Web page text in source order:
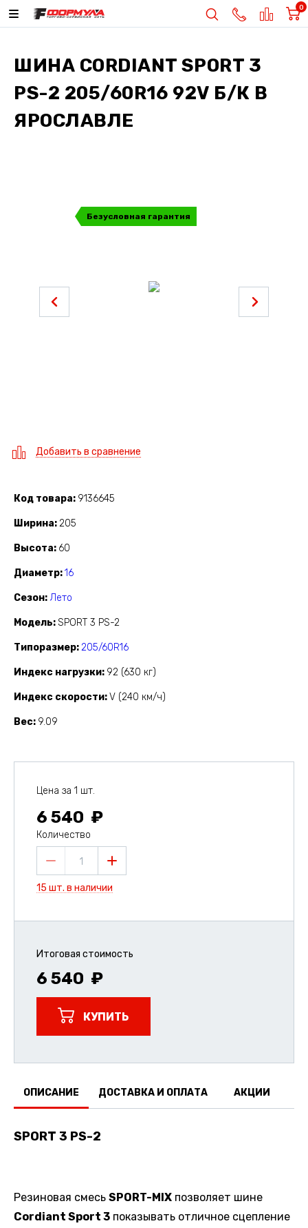
0
ШИНА CORDIANT SPORT 3
PS-2 205/60R16 92V Б/К В
ЯРОСЛАВЛЕ
Безусловная гарантия
Добавить в сравнение
Код товара 9136645
Ширина 205
Высота 60
Диаметр 16
Сезон Лето
Модель SPORT 3 PS-2
Типоразмер 205/60R16
Индекс нагрузки 92 (630 кг)
Индекс скорости V (240 км/ч)
Вес 9.09
Цена за 1 шт.
6 540
Количество
1
15 шт. в наличии
Итоговая стоимость
6 540
КУПИТЬ
ОПИСАНИЕ ДОСТАВКА И ОПЛАТА АКЦИИ
SPORT 3 PS-2
Резиновая смесь SPORT-MIX позволяет шине
Cordiant Sport 3 показывать отличное сцепление